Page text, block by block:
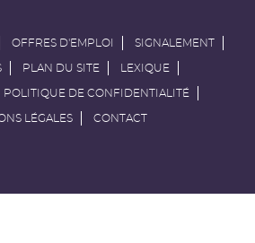
OFFRES D'EMPLOI SIGNALEMENT
PLAN DU SITE LEXIQUE
POLITIQUE DE CONFIDENTIALITÉ
LÉGALES CONTACT